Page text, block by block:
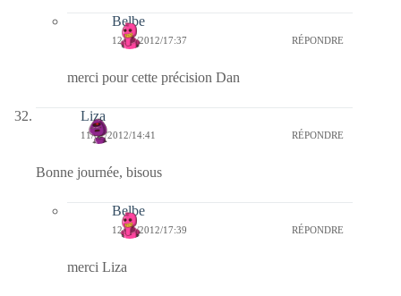
Belbe
12/01/2012/17:37 RÉPONDRE
merci pour cette précision Dan
Liza
11/01/2012/14:41 RÉPONDRE
Bonne journée, bisous
Belbe
12/01/2012/17:39 RÉPONDRE
merci Liza